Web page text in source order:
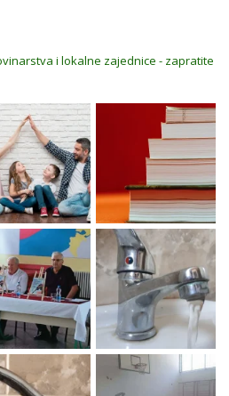
i lokalne zajednice - zapratite